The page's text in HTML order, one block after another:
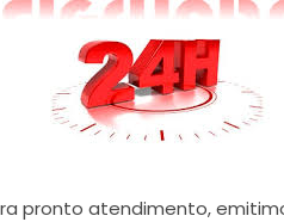
pronto atendimento,